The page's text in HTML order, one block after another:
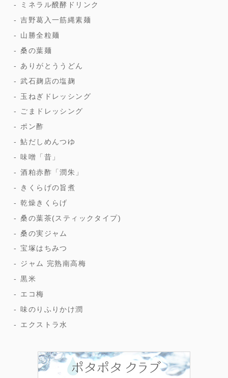
ミネラル醗酵ドリンク
吉野葛入一筋縄素麺
山勝全粒麺
桑の葉麺
ありがとううどん
武石麹店の塩麹
玉ねぎドレッシング
ごまドレッシング
ポン酢
鮎だしめんつゆ
味噌「昔」
酒粕赤酢「潤朱」
きくらげの旨煮
乾燥きくらげ
桑の葉茶(スティックタイプ)
桑の実ジャム
宝塚はちみつ
ジャム 完熟南高梅
黒米
エコ梅
味のりふりかけ潤
エクストラ水